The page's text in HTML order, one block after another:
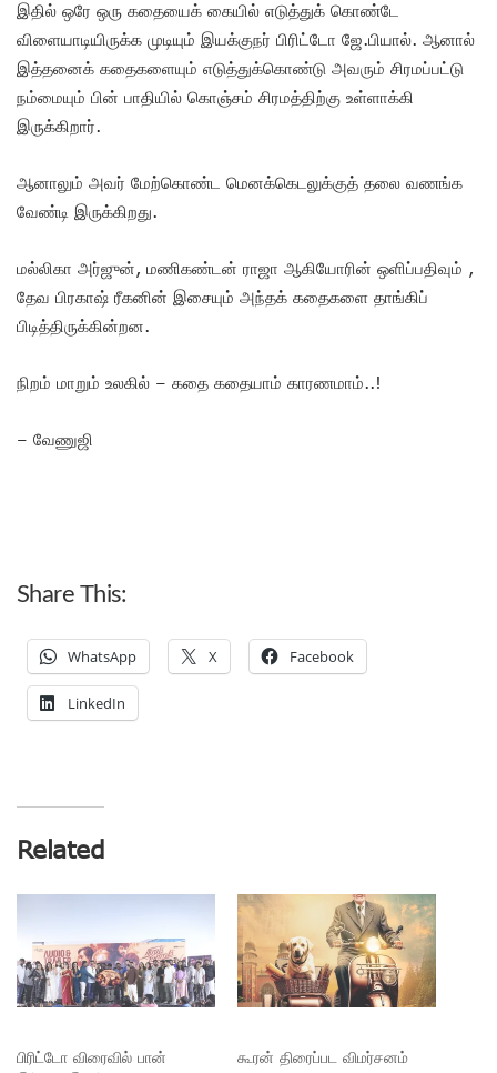
இதில் ஒரே ஒரு கதையைக் கையில் எடுத்துக் கொண்டே
விளையாடியிருக்க முடியும் இயக்குநர் பிரிட்டோ ஜே.பியால். ஆனால்
இத்தனைக் கதைகளையும் எடுத்துக்கொண்டு அவரும் சிரமப்பட்டு
நம்மையும் பின் பாதியில் கொஞ்சம் சிரமத்திற்கு உள்ளாக்கி
இருக்கிறார்.
ஆனாலும் அவர் மேற்கொண்ட மெனக்கெடலுக்குத் தலை வணங்க
வேண்டி இருக்கிறது.
மல்லிகா அர்ஜுன், மணிகண்டன் ராஜா ஆகியோரின் ஒளிப்பதிவும் ,
தேவ பிரகாஷ் ரீகனின் இசையும் அந்தக் கதைகளை தாங்கிப்
பிடித்திருக்கின்றன.
நிறம் மாறும் உலகில் – கதை கதையாம் காரணமாம்..!
– வேணுஜி
Share This:
WhatsApp X Facebook
LinkedIn
Related
பிரிட்டோ விரைவில் பான்
கூரன் திரைப்பட விமர்சனம்